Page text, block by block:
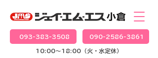
093-383-3508 090-2586-3861
10:00～18:00（火・水定休）